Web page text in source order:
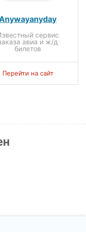
сервис
авиа и ж/д
билетов
Перейти на сайт